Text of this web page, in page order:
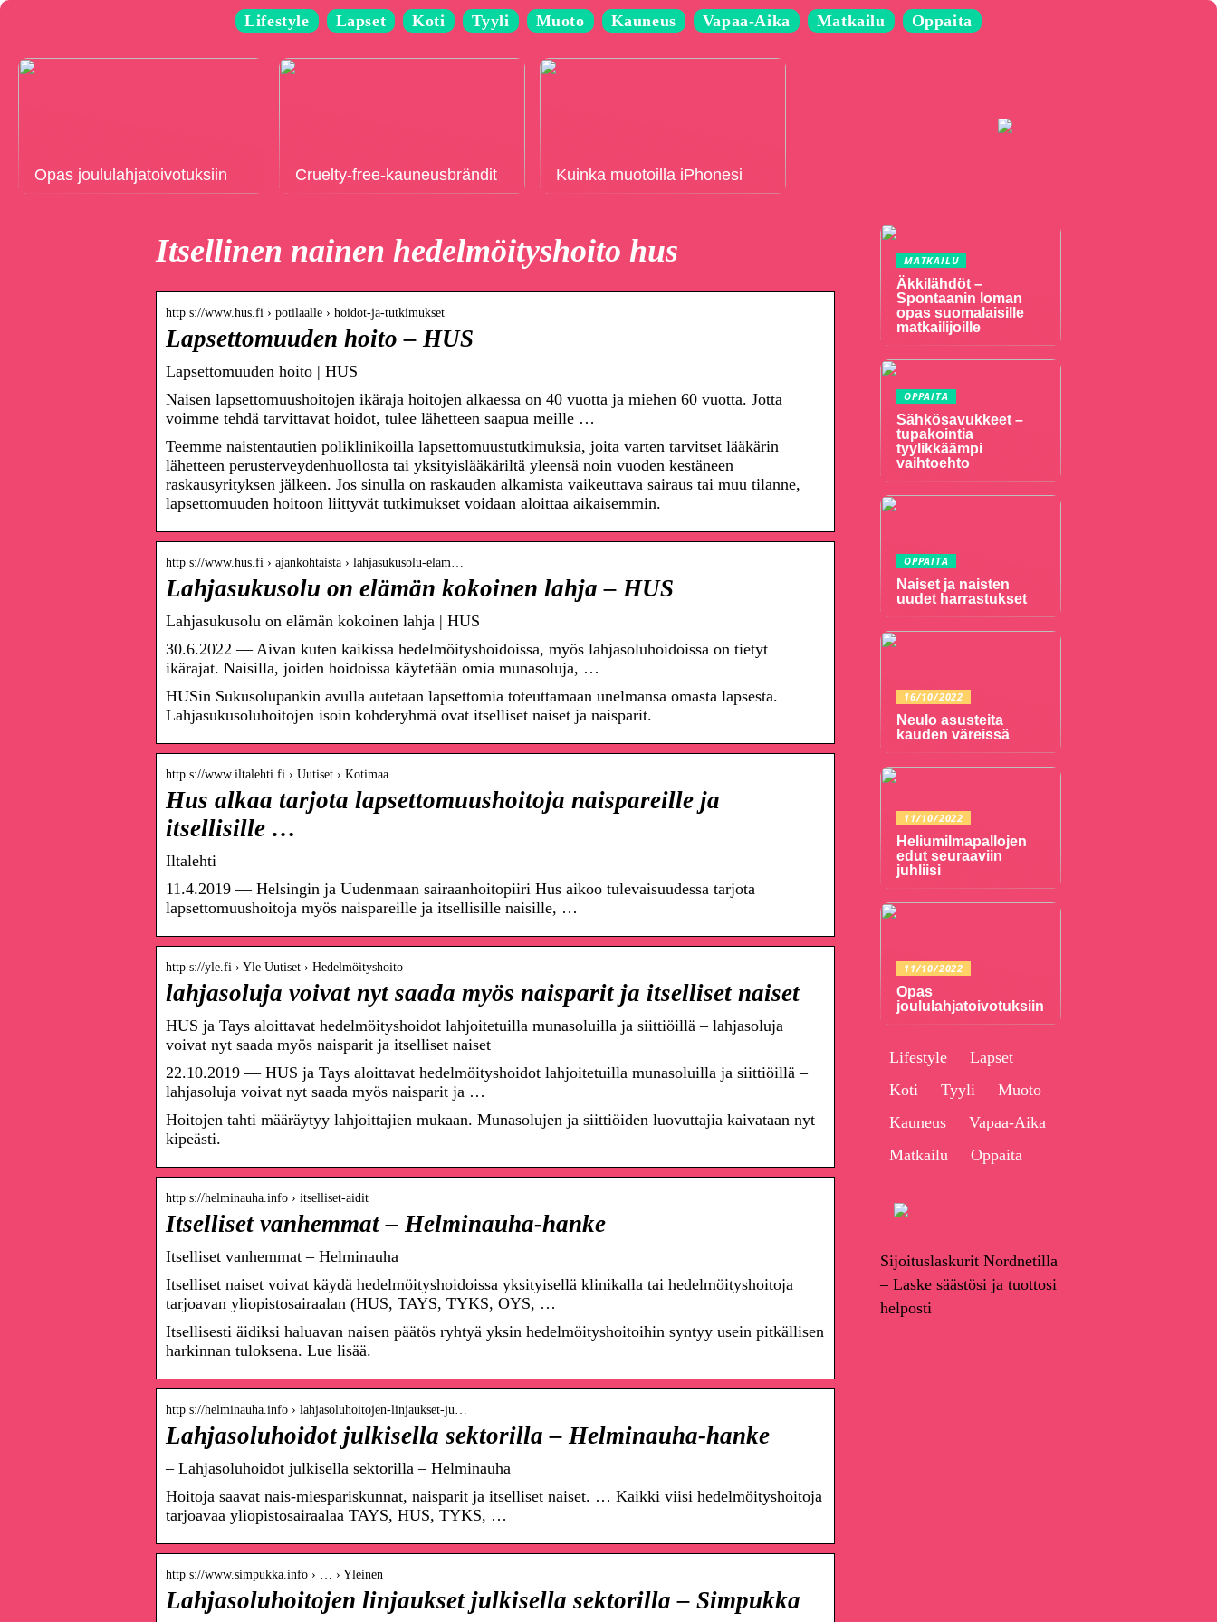
Lifestyle Lapset Koti Tyyli Muoto Kauneus Vapaa-Aika Matkailu Oppaita
Opas joululahjatoivotuksiin Cruelty-free-kauneusbrändit Kuinka muotoilla iPhonesi
Itsellinen nainen hedelmöityshoito hus
http s://www.hus.fi › potilaalle › hoidot-ja-tutkimukset
Lapsettomuuden hoito – HUS
Lapsettomuuden hoito | HUS
Naisen lapsettomuushoitojen ikäraja hoitojen alkaessa on 40 vuotta ja miehen 60 vuotta. Jotta
voimme tehdä tarvittavat hoidot, tulee lähetteen saapua meille …
Teemme naistentautien poliklinikoilla lapsettomuustutkimuksia, joita varten tarvitset lääkärin
lähetteen perusterveydenhuollosta tai yksityislääkäriltä yleensä noin vuoden kestäneen
raskausyrityksen jälkeen. Jos sinulla on raskauden alkamista vaikeuttava sairaus tai muu tilanne,
lapsettomuuden hoitoon liittyvät tutkimukset voidaan aloittaa aikaisemmin.
http s://www.hus.fi › ajankohtaista › lahjasukusolu-elam…
Lahjasukusolu on elämän kokoinen lahja – HUS
Lahjasukusolu on elämän kokoinen lahja | HUS
30.6.2022 — Aivan kuten kaikissa hedelmöityshoidoissa, myös lahjasoluhoidoissa on tietyt
ikärajat. Naisilla, joiden hoidoissa käytetään omia munasoluja, …
HUSin Sukusolupankin avulla autetaan lapsettomia toteuttamaan unelmansa omasta lapsesta.
Lahjasukusoluhoitojen isoin kohderyhmä ovat itselliset naiset ja naisparit.
http s://www.iltalehti.fi › Uutiset › Kotimaa
Hus alkaa tarjota lapsettomuushoitoja naispareille ja
itsellisille …
Iltalehti
11.4.2019 — Helsingin ja Uudenmaan sairaanhoitopiiri Hus aikoo tulevaisuudessa tarjota
lapsettomuushoitoja myös naispareille ja itsellisille naisille, …
http s://yle.fi › Yle Uutiset › Hedelmöityshoito
lahjasoluja voivat nyt saada myös naisparit ja itselliset naiset
HUS ja Tays aloittavat hedelmöityshoidot lahjoitetuilla munasoluilla ja siittiöillä – lahjasoluja
voivat nyt saada myös naisparit ja itselliset naiset
22.10.2019 — HUS ja Tays aloittavat hedelmöityshoidot lahjoitetuilla munasoluilla ja siittiöillä –
lahjasoluja voivat nyt saada myös naisparit ja …
Hoitojen tahti määräytyy lahjoittajien mukaan. Munasolujen ja siittiöiden luovuttajia kaivataan nyt
kipeästi.
http s://helminauha.info › itselliset-aidit
Itselliset vanhemmat – Helminauha-hanke
Itselliset vanhemmat – Helminauha
Itselliset naiset voivat käydä hedelmöityshoidoissa yksityisellä klinikalla tai hedelmöityshoitoja
tarjoavan yliopistosairaalan (HUS, TAYS, TYKS, OYS, …
Itsellisesti äidiksi haluavan naisen päätös ryhtyä yksin hedelmöityshoitoihin syntyy usein pitkällisen
harkinnan tuloksena. Lue lisää.
http s://helminauha.info › lahjasoluhoitojen-linjaukset-ju…
Lahjasoluhoidot julkisella sektorilla – Helminauha-hanke
– Lahjasoluhoidot julkisella sektorilla – Helminauha
Hoitoja saavat nais-miespariskunnat, naisparit ja itselliset naiset. … Kaikki viisi hedelmöityshoitoja
tarjoavaa yliopistosairaalaa TAYS, HUS, TYKS, …
http s://www.simpukka.info › … › Yleinen
Lahjasoluhoitojen linjaukset julkisella sektorilla – Simpukka
MATKAILU
Äkkilähdöt –
Spontaanin loman
opas suomalaisille
matkailijoille
OPPAITA
Sähkösavukkeet –
tupakointia
tyylikkäämpi
vaihtoehto
OPPAITA
Naiset ja naisten
uudet harrastukset
16/10/2022
Neulo asusteita
kauden väreissä
11/10/2022
Heliumilmapallojen
edut seuraaviin
juhliisi
11/10/2022
Opas
joululahjatoivotuksiin
Lifestyle
Lapset
Koti
Tyyli
Muoto
Kauneus
Vapaa-Aika
Matkailu
Oppaita
Sijoituslaskurit Nordnetilla
– Laske säästösi ja tuottosi
helposti